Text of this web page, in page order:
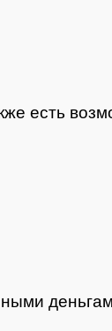
есть